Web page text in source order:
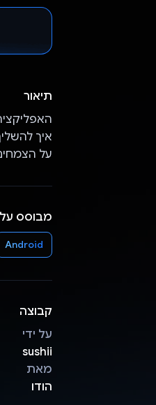
תיאור
איך
על
מבוסס על
Android
קבוצה
על ידי
sushii
מאת
הודו